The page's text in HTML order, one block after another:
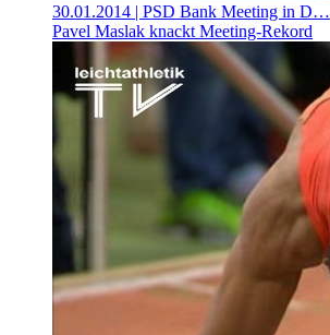
30.01.2014 | PSD Bank Meeting in D…
Pavel Maslak knackt Meeting-Rekord